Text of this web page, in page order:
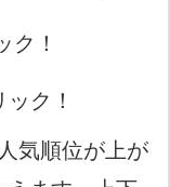
ク！
ク！
気順位が上が